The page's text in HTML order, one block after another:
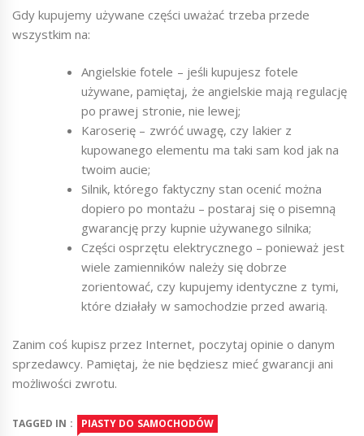
Gdy kupujemy używane części uważać trzeba przede
wszystkim na:
Angielskie fotele – jeśli kupujesz fotele
używane, pamiętaj, że angielskie mają regulację
po prawej stronie, nie lewej;
Karoserię – zwróć uwagę, czy lakier z
kupowanego elementu ma taki sam kod jak na
twoim aucie;
Silnik, którego faktyczny stan ocenić można
dopiero po montażu – postaraj się o pisemną
gwarancję przy kupnie używanego silnika;
Części osprzętu elektrycznego – ponieważ jest
wiele zamienników należy się dobrze
zorientować, czy kupujemy identyczne z tymi,
które działały w samochodzie przed awarią.
Zanim coś kupisz przez Internet, poczytaj opinie o danym
sprzedawcy. Pamiętaj, że nie będziesz mieć gwarancji ani
możliwości zwrotu.
TAGGED IN :
PIASTY DO SAMOCHODÓW